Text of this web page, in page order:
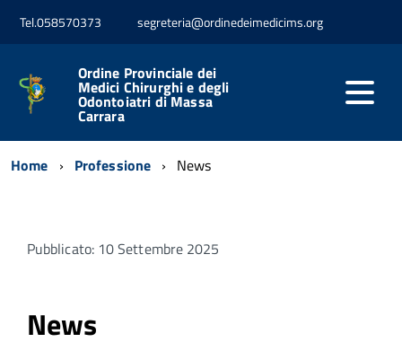
Tel.058570373 segreteria@ordinedeimedicims.org
Ordine Provinciale dei
Medici Chirurghi e degli
Odontoiatri di Massa
Carrara
Home Professione News
Pubblicato: 10 Settembre 2025
News